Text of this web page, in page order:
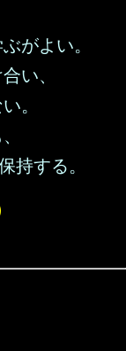
がよい。
い、
。
持する。